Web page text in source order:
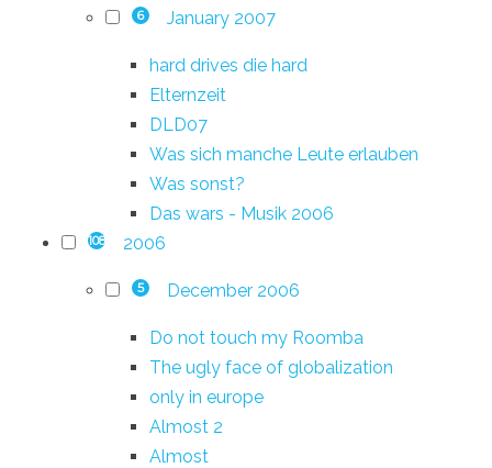
6 January 2007
hard drives die hard
Elternzeit
DLD07
Was sich manche Leute erlauben
Was sonst?
Das wars - Musik 2006
108 2006
5 December 2006
Do not touch my Roomba
The ugly face of globalization
only in europe
Almost 2
Almost